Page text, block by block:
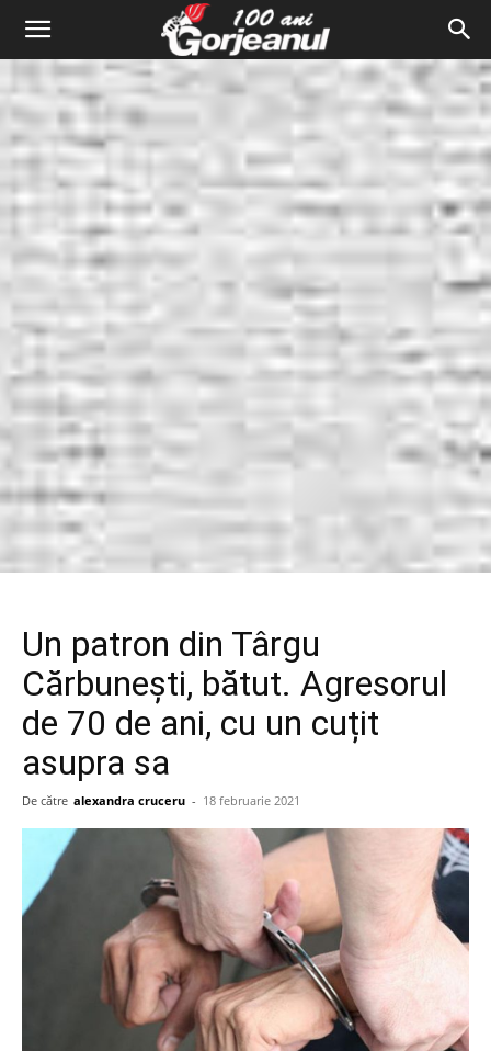
Un patron din Târgu
Cărbunești, bătut. Agresorul
de 70 de ani, cu un cuțit
asupra sa
De către alexandra cruceru - 18 februarie 2021